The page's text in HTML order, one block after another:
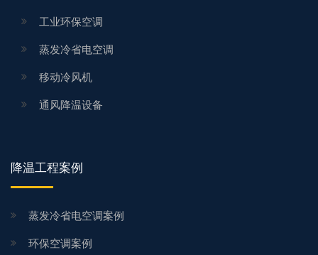
工业环保空调
蒸发冷省电空调
移动冷风机
通风降温设备
降温工程案例
蒸发冷省电空调案例
环保空调案例